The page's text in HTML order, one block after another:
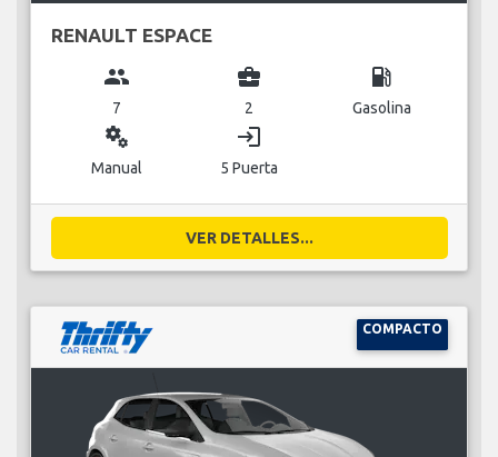
RENAULT ESPACE
group
7
business_center
2
local_gas_station
Gasolina
miscellaneous_services
Manual
login
5 Puerta
VER DETALLES...
COMPACTO